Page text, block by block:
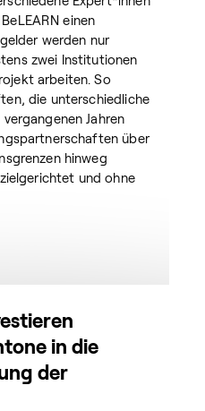
einen
werden nur
zwei Institutionen
arbeiten. So
die unterschiedliche
Jahren
über
hinweg
und ohne
in die
der